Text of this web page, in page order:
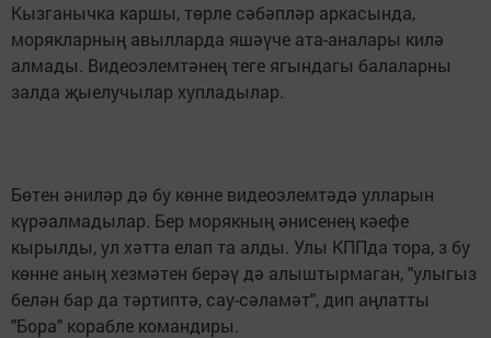
Кызганычка каршы, төрле сәбәпләр аркасында,
морякларның авылларда яшәүче ата-аналары килә
алмады. Видеоэлемтәнең теге ягындагы балаларны
залда җыелучылар хупладылар.
Бөтен әниләр дә бу көнне видеоэлемтәдә улларын
күрәалмадылар. Бер морякның әнисенең кәефе
кырылды, ул хәтта елап та алды. Улы КППда тора, з бу
көнне аның хезмәтен берәү дә алыштырмаган, "улыгыз
белән бар да тәртиптә, сау-сәламәт", дип аңлатты
"Бора" корабле командиры.